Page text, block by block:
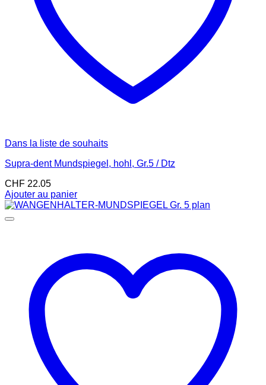
Dans la liste de souhaits
Supra-dent Mundspiegel, hohl, Gr.5 / Dtz
CHF 22.05
Ajouter au panier